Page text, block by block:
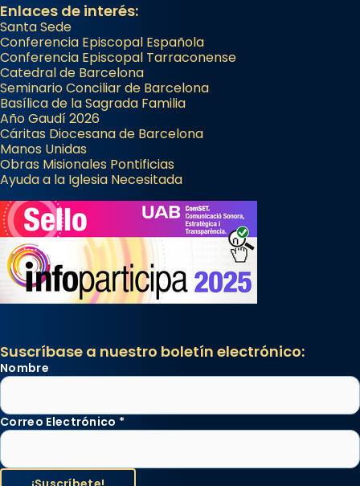
Enlaces de interés:
Santa Sede
Conferencia Episcopal Española
Conferencia Episcopal Tarraconense
Catedral de Barcelona
Seminario Conciliar de Barcelona
Basílica de la Sagrada Familia
Año Gaudí 2026
Cáritas Diocesana de Barcelona
Manos Unidas
Obras Misionales Pontificias
Ayuda a la Iglesia Necesitada
Suscríbase a nuestro boletín electrónico:
Nombre
Correo Electrónico *